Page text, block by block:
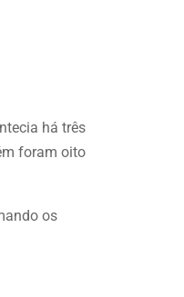
há três
foram oito
os